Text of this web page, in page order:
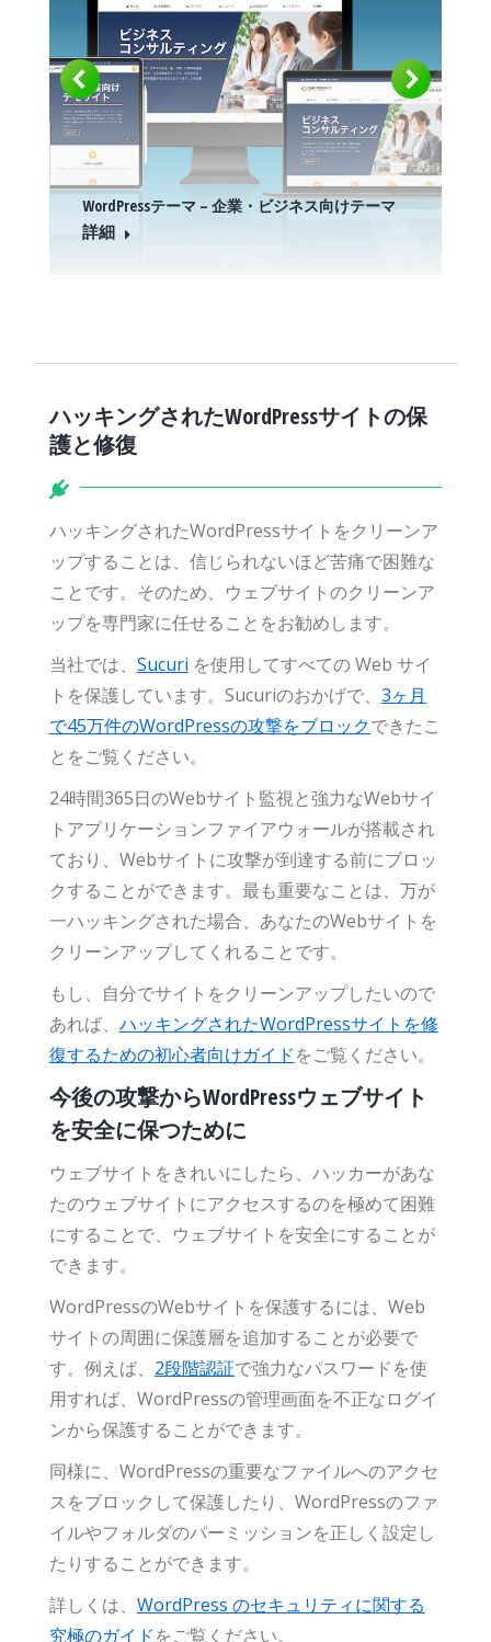
WordPressテーマ – 企業・ビジネス向けテーマ
詳細
ハッキングされたWordPressサイトの保
護と修復
ハッキングされたWordPressサイトをクリーンア
ップすることは、信じられないほど苦痛で困難な
ことです。そのため、ウェブサイトのクリーンア
ップを専門家に任せることをお勧めします。
当社では、 Sucuri を使用してすべての Web サイ
トを保護しています。Sucuriのおかげで、 3ヶ月
で45万件のWordPressの攻撃をブロックできたこ
とをご覧ください。
24時間365日のWebサイト監視と強力なWebサイ
トアプリケーションファイアウォールが搭載され
ており、Webサイトに攻撃が到達する前にブロッ
クすることができます。最も重要なことは、万が
一ハッキングされた場合、あなたのWebサイトを
クリーンアップしてくれることです。
もし、自分でサイトをクリーンアップしたいので
あれば、 ハッキングされたWordPressサイトを修
復するための初心者向けガイドをご覧ください。
今後の攻撃からWordPressウェブサイト
を安全に保つために
ウェブサイトをきれいにしたら、ハッカーがあな
たのウェブサイトにアクセスするのを極めて困難
にすることで、ウェブサイトを安全にすることが
できます。
WordPressのWebサイトを保護するには、Web
サイトの周囲に保護層を追加することが必要で
す。例えば、 2段階認証で強力なパスワードを使
用すれば、WordPressの管理画面を不正なログイ
ンから保護することができます。
同様に、WordPressの重要なファイルへのアクセ
スをブロックして保護したり、WordPressのファ
イルやフォルダのパーミッションを正しく設定し
たりすることができます。
詳しくは、 WordPress のセキュリティに関する
究極のガイドをご覧ください。